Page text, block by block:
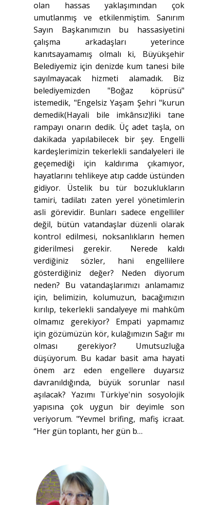
olan hassas yaklaşımından çok
umutlanmış ve etkilenmiştim. Sanırım
Sayın Başkanımızın bu hassasiyetini
çalışma arkadaşları yeterince
kanıtsayamamış olmalı ki, Büyükşehir
Belediyemiz için denizde kum tanesi bile
sayılmayacak hizmeti alamadık. Biz
belediyemizden "Boğaz köprüsü"
istemedik, "Engelsiz Yaşam Şehri "kurun
demedik(Hayali bile imkânsız)!iki tane
rampayı onarın dedik. Üç adet taşla, on
dakikada yapılabilecek bir şey. Engelli
kardeşlerimizin tekerlekli sandalyeleri ile
geçemediği için kaldırıma çıkamıyor,
hayatlarını tehlikeye atıp cadde üstünden
gidiyor. Üstelik bu tür bozuklukların
tamiri, tadilatı zaten yerel yönetimlerin
asli görevidir. Bunları sadece engelliler
değil, bütün vatandaşlar düzenli olarak
kontrol edilmesi, noksanlıkların hemen
giderilmesi gerekir. Nerede kaldı
verdiğiniz sözler, hani engellilere
gösterdiğiniz değer? Neden diyorum
neden? Bu vatandaşlarımızı anlamamız
için, belimizin, kolumuzun, bacağımızın
kırılıp, tekerlekli sandalyeye mi mahkûm
olmamız gerekiyor? Empati yapmamız
için gözümüzün kör, kulağımızın Sağır mı
olması gerekiyor? Umutsuzluğa
düşüyorum. Bu kadar basit ama hayati
önem arz eden engellere duyarsız
davranıldığında, büyük sorunlar nasıl
aşılacak? Yazımı Türkiye'nin sosyolojik
yapısına çok uygun bir deyimle son
veriyorum. "Yevmel brifing, mafiş icraat.
“Her gün toplantı, her gün b…